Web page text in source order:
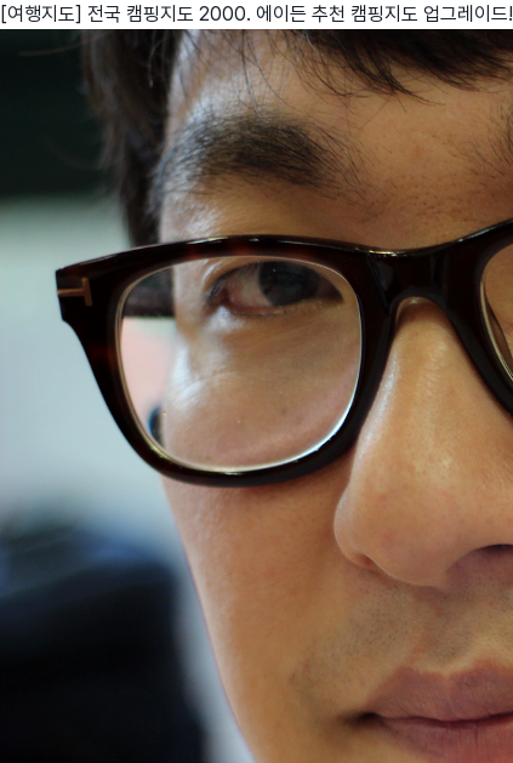
[여행지도] 전국 캠핑지도 2000. 에이든 추천 캠핑지도 업그레이드!
친구
와디즈 에디션
메이커센터